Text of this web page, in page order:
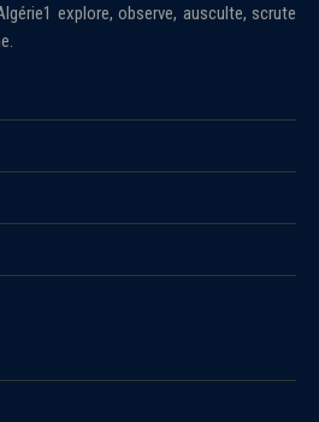
explore, observe, ausculte, scrute